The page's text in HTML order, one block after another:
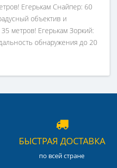
Егерькам Снайпер: 60
объектив и
метров! Егерькам Зоркий:
обнаружения до 20
БЫСТРАЯ ДОСТАВКА
по всей стране